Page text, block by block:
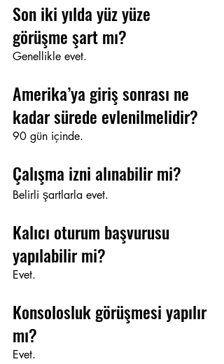
Son iki yılda yüz yüze
görüşme şart mı?
Genellikle evet.
Amerika’ya giriş sonrası ne
kadar sürede evlenilmelidir?
90 gün içinde.
Çalışma izni alınabilir mi?
Belirli şartlarla evet.
Kalıcı oturum başvurusu
yapılabilir mi?
Evet.
Konsolosluk görüşmesi yapılır
mı?
Evet.